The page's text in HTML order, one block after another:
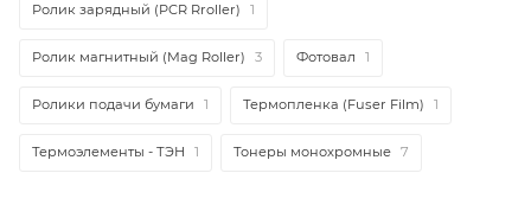
Ролик зарядный (PCR Rroller) 1
Ролик магнитный (Mag Roller) 3 Фотовал 1
Ролики подачи бумаги 1 Термопленка (Fuser Film) 1
Термоэлементы - ТЭН 1 Тонеры монохромные 7